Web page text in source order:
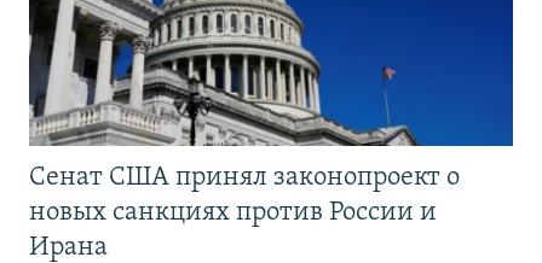
Сенат США принял законопроект о
новых санкциях против России и
Ирана